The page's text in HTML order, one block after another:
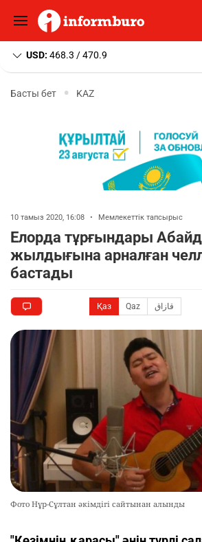
USD: 468.3 / 470.9
Басты бет KAZ
10 тамыз 2020, 16:08 • Мемлекеттік тапсырыс
Елорда тұрғындары
жылдығына арналған
бастады
Қаз Qaz قازاق
Фото Нұр-Сұлтан әкімдігі сайтынан алынды